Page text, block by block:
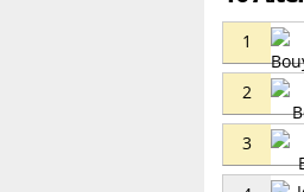
1
2
3